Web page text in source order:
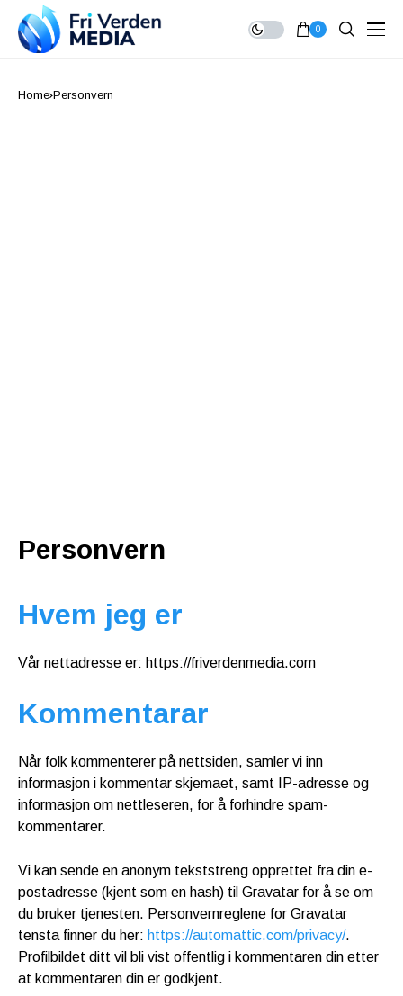
0
Home Personvern
Personvern
Hvem jeg er
Vår nettadresse er: https://friverdenmedia.com
Kommentarar
Når folk kommenterer på nettsiden, samler vi inn
informasjon i kommentar skjemaet, samt IP-adresse og
informasjon om nettleseren, for å forhindre spam-
kommentarer.
Vi kan sende en anonym tekststreng opprettet fra din e-
postadresse (kjent som en hash) til Gravatar for å se om
du bruker tjenesten. Personvernreglene for Gravatar
tensta finner du her: https://automattic.com/privacy/.
Profilbildet ditt vil bli vist offentlig i kommentaren din etter
at kommentaren din er godkjent.